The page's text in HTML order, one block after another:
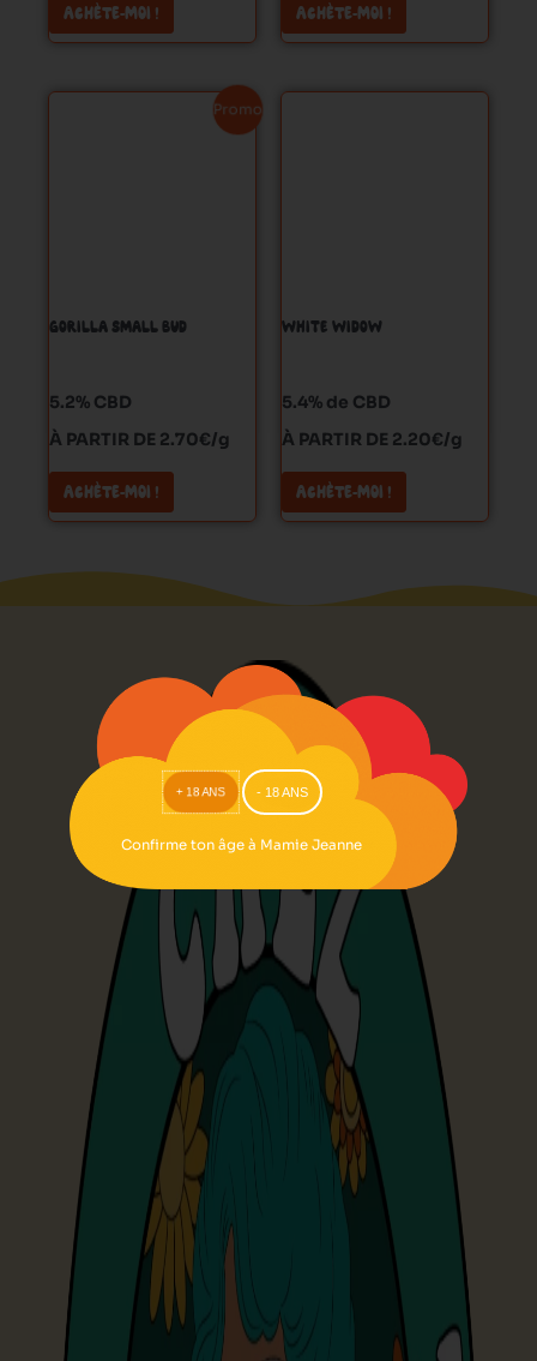
ACHÈTE-MOI !
produit
ACHÈTE-MOI !
produit
Promo !
GORILLA SMALL BUD
5.2% CBD
À PARTIR DE 2.70€/g
ACHÈTE-MOI !
produit
être
page
du
produit
WHITE WIDOW
5.4% de CBD
À PARTIR DE 2.20€/g
ACHÈTE-MOI !
page
du
produit
+ 18 ANS - 18 ANS
Confirme ton âge à Mamie Jeanne